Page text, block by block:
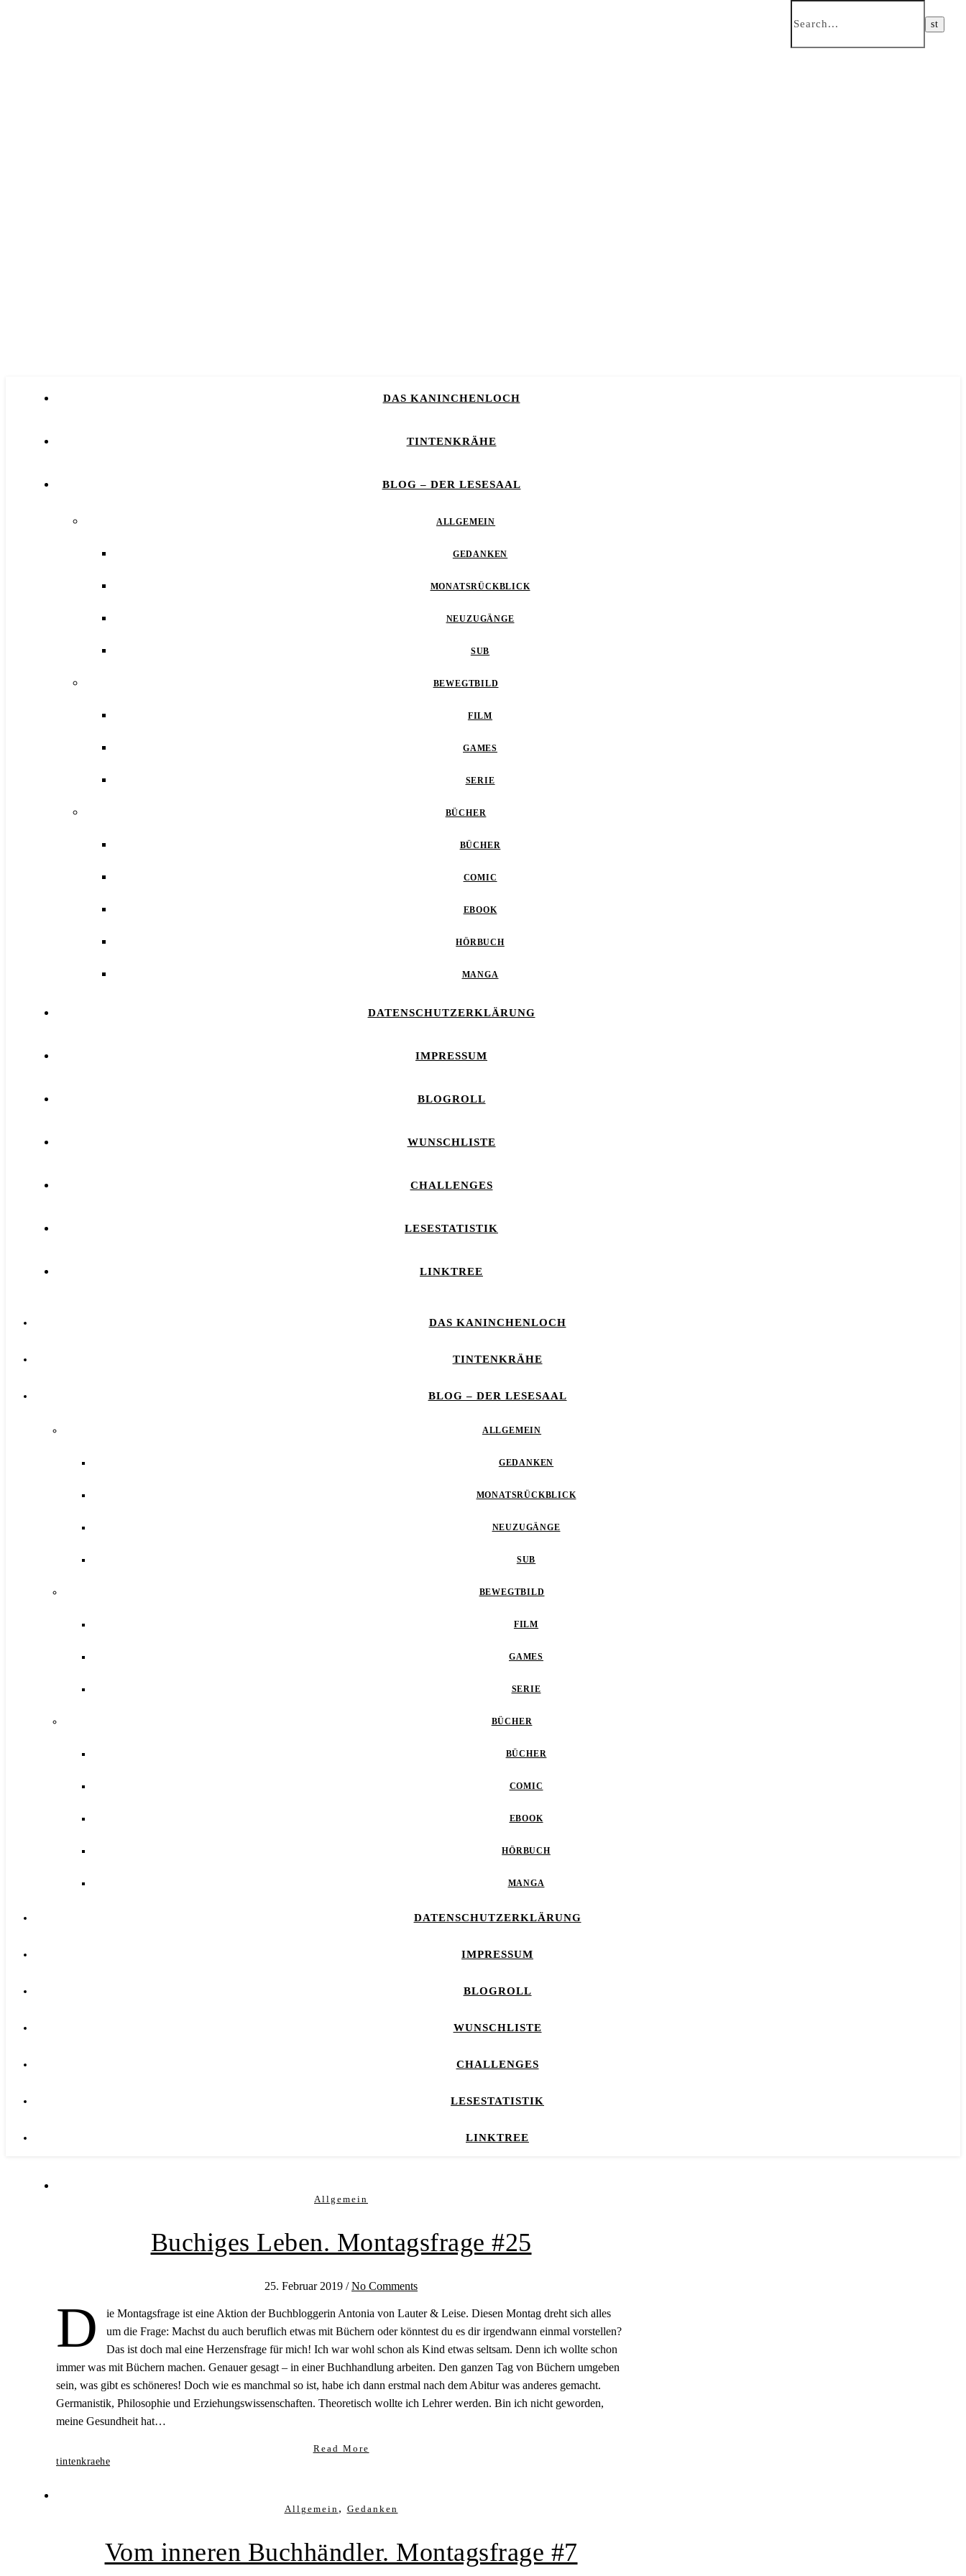
DAS KANINCHENLOCH
TINTENKRÄHE
BLOG – DER LESESAAL
ALLGEMEIN
GEDANKEN
MONATSRÜCKBLICK
NEUZUGÄNGE
SUB
BEWEGTBILD
FILM
GAMES
SERIE
BÜCHER
BÜCHER
COMIC
EBOOK
HÖRBUCH
MANGA
DATENSCHUTZERKLÄRUNG
IMPRESSUM
BLOGROLL
WUNSCHLISTE
CHALLENGES
LESESTATISTIK
LINKTREE
DAS KANINCHENLOCH
TINTENKRÄHE
BLOG – DER LESESAAL
ALLGEMEIN
GEDANKEN
MONATSRÜCKBLICK
NEUZUGÄNGE
SUB
BEWEGTBILD
FILM
GAMES
SERIE
BÜCHER
BÜCHER
COMIC
EBOOK
HÖRBUCH
MANGA
DATENSCHUTZERKLÄRUNG
IMPRESSUM
BLOGROLL
WUNSCHLISTE
CHALLENGES
LESESTATISTIK
LINKTREE
Allgemein
Buchiges Leben. Montagsfrage #25
25. Februar 2019 / No Comments
D
ie Montagsfrage ist eine Aktion der Buchbloggerin Antonia von Lauter & Leise. Diesen Montag dreht sich alles
um die Frage: Machst du auch beruflich etwas mit Büchern oder könntest du es dir irgendwann einmal vorstellen?
Das ist doch mal eine Herzensfrage für mich! Ich war wohl schon als Kind etwas seltsam. Denn ich wollte schon
immer was mit Büchern machen. Genauer gesagt – in einer Buchhandlung arbeiten. Den ganzen Tag von Büchern umgeben
sein, was gibt es schöneres! Doch wie es manchmal so ist, habe ich dann erstmal nach dem Abitur was anderes gemacht.
Germanistik, Philosophie und Erziehungswissenschaften. Theoretisch wollte ich Lehrer werden. Bin ich nicht geworden,
meine Gesundheit hat…
Read More
tintenkraehe
Allgemein , Gedanken
Vom inneren Buchhändler. Montagsfrage #7